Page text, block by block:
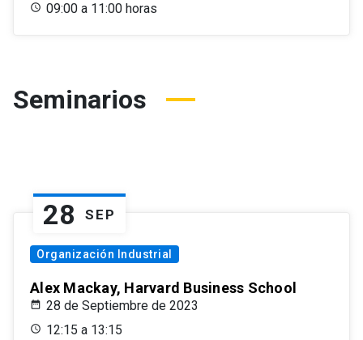
09:00 a 11:00 horas
Seminarios
28 SEP
Organización Industrial
Alex Mackay, Harvard Business School
28 de Septiembre de 2023
12:15 a 13:15